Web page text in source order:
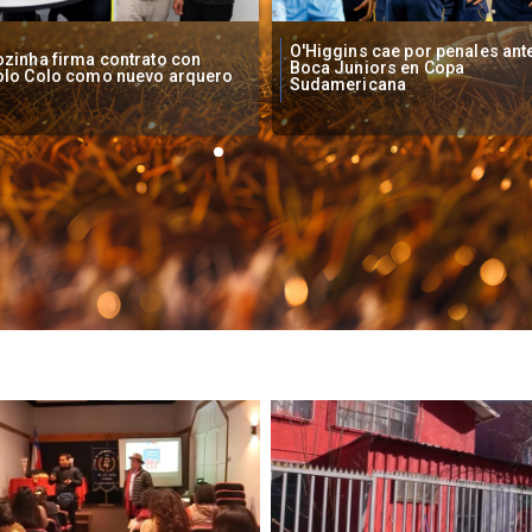
cae por penales ante
Juniors en Copa
Operadores de apuestas
piden acelerar regulación en
Chile